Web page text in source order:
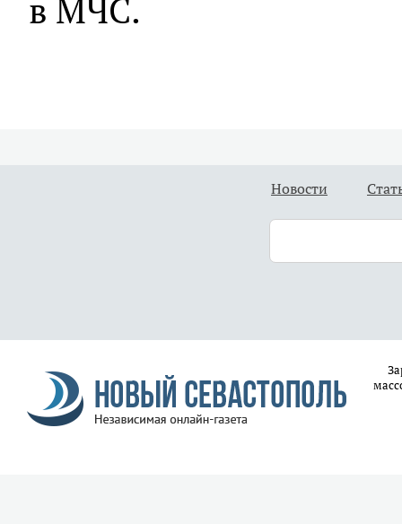
в МЧС.
Новости